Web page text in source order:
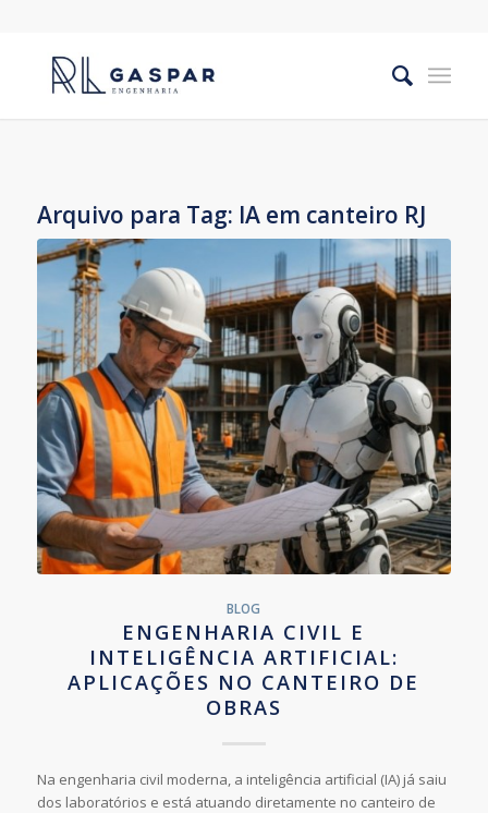
Arquivo para Tag: IA em canteiro RJ
BLOG
ENGENHARIA CIVIL E
INTELIGÊNCIA ARTIFICIAL:
APLICAÇÕES NO CANTEIRO DE
OBRAS
Na engenharia civil moderna, a inteligência artificial (IA) já saiu
dos laboratórios e está atuando diretamente no canteiro de